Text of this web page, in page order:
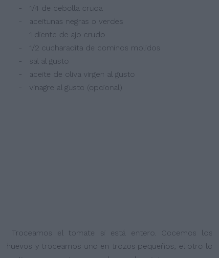
- 1/4 de cebolla cruda
- aceitunas negras o verdes
- 1 diente de ajo crudo
- 1/2 cucharadita de cominos molidos
- sal al gusto
- aceite de oliva virgen al gusto
- vinagre al gusto (opcional)
Troceamos el tomate si está entero. Cocemos los
huevos y troceamos uno en trozos pequeños, el otro lo